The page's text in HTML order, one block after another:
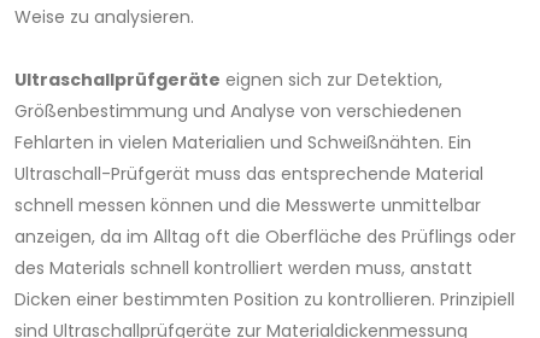
Weise zu analysieren.
Ultraschallprüfgeräte eignen sich zur Detektion,
Größenbestimmung und Analyse von verschiedenen
Fehlarten in vielen Materialien und Schweißnähten. Ein
Ultraschall-Prüfgerät muss das entsprechende Material
schnell messen können und die Messwerte unmittelbar
anzeigen, da im Alltag oft die Oberfläche des Prüflings oder
des Materials schnell kontrolliert werden muss, anstatt
Dicken einer bestimmten Position zu kontrollieren. Prinzipiell
sind Ultraschallprüfgeräte zur Materialdickenmessung